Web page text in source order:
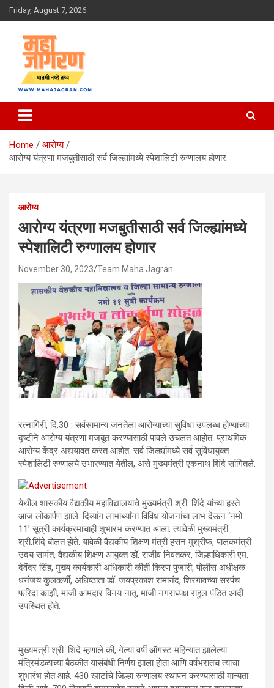
Skip
to
Friday, August 7, 2026
महा जागरण
Home
आरोग्य
आरोग्य यंत्रणा मजबुतीसाठी सर्व जिल्ह्यांमध्ये स्पेशालिटी रुग्णालय होणार
आरोग्य
आरोग्य यंत्रणा मजबुतीसाठी सर्व जिल्ह्यांमध्ये
स्पेशालिटी रुग्णालय होणार
November 30, 2023 Team Maha Jagran
रत्नागिरी, दि.30 : सर्वसामान्य जनतेला आरोग्याच्या सुविधा उपलब्ध होण्याच्या
दृष्टीने आरोग्य यंत्रणा मजबूत करण्यासाठी पावले उचलत आहोत. प्राथमिक
आरोग्य केंद्र अद्ययावत करत आहोत. सर्व जिल्ह्यांमध्ये सर्व सुविधायुक्त
स्पेशालिटी रुग्णालये उभारण्यात येतील, असे मुख्यमंत्री एकनाथ शिंदे सांगितले.
येथील शासकीय वैद्यकीय महाविद्यालयाचे मुख्यमंत्री श्री. शिंदे यांच्या हस्ते
आज लोकार्पण झाले. दिव्यांग लाभार्थ्यांना विविध योजनांचा लाभ देऊन ‘नमो
11’ सूत्री कार्यक्रमाचाही शुभारंभ करण्यात आला. त्यावेळी मुख्यमंत्री
श्री.शिंदे बोलत होते. यावेळी वैद्यकीय शिक्षण मंत्री हसन मुश्रीफ, पालकमंत्री
उदय सामंत, वैद्यकीय शिक्षण आयुक्त डॉ. राजीव निवतकर, जिल्हाधिकारी एम.
देवेंदर सिंह, मुख्य कार्यकारी अधिकारी कीर्ती किरण पुजारी, पोलीस अधीक्षक
धनंजय कुलकर्णी, अधिष्ठाता डॉ. जयप्रकाश रामानंद, शिरगावच्या सरपंच
फरिदा काझी, माजी आमदार विनय नातू, माजी नगराध्यक्ष राहुल पंडित आदी
उपस्थित होते.
मुख्यमंत्री श्री. शिंदे म्हणाले की, गेल्या वर्षी ऑगस्ट महिन्यात झालेल्या
मंत्रिमंडळाच्या बैठकीत यासंबंधी निर्णय झाला होता आणि वर्षभरातच त्याचा
शुभारंभ होत आहे. 430 खाटांचे जिल्हा रुग्णालय स्थापन करण्यासाठी मान्यता